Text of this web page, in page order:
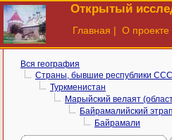
Открытый
Главная | О проекте
Вся география
Страны, бывшие республики
Туркменистан
Марыйский велаят
Байрамалийский
Байрамали